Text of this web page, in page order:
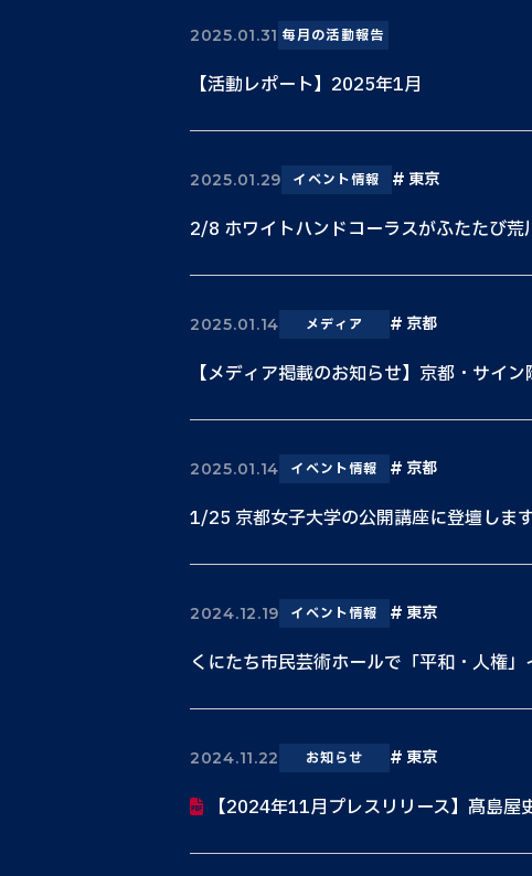
2025.01.31 毎月の活動報告
【活動レポート】2025年1月
2025.01.29 イベント情報 東京
2/8 ホワイトハンドコーラスがふたたび荒
2025.01.14 メディア 京都
【メディア掲載のお知らせ】京都・サイ
2025.01.14 イベント情報 京都
1/25 京都女子大学の公開講座に登壇しま
2024.12.19 イベント情報 東京
くにたち市民芸術ホールで「平和・人権
2024.11.22 お知らせ 東京
【2024年11月プレスリリース】髙島